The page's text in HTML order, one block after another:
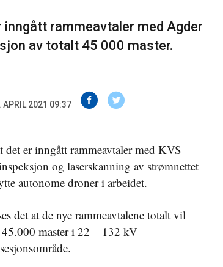
inngått rammeavtaler med Agder
av totalt 45 000 master.
APRIL 2021 09:37
er inngått rammeavtaler med KVS
og laserskanning av strømnettet
autonome droner i arbeidet.
det at de nye rammeavtalene totalt vil
master i 22 – 132 kV